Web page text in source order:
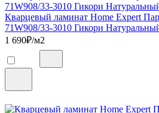
Кварцевый ламинат Home Expert
71W908/33-3010 Гикори
1 690₽/м2